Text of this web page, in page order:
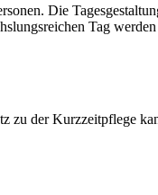
Die
Tag
zu der Kurzzeitpflege